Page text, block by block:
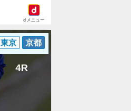
dメニュー
東京 京都
4R